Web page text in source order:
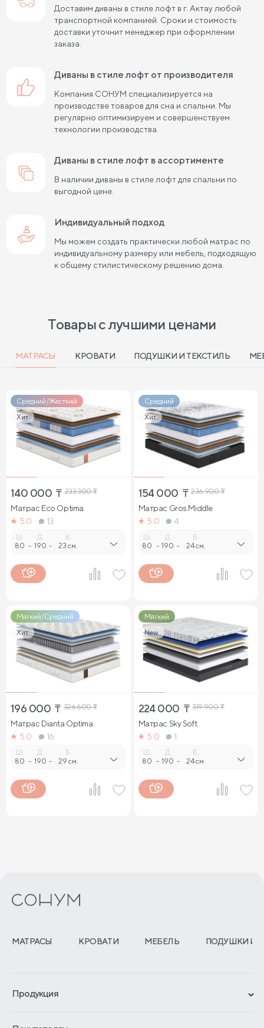
Доставим диваны в стиле лофт в г. Актау любой
транспортной компанией. Сроки и стоимость
доставки уточнит менеджер при оформлении
заказа.
диваны в стиле лофт от производителя
Компания СОНУМ специализируется на
производстве товаров для сна и спальни. Мы
регулярно оптимизируем и совершенствуем
технологии производства.
диваны в стиле лофт в ассортименте
В наличии диваны в стиле лофт для спальни по
выгодной цене.
Индивидуальный подход
Мы можем создать практически любой матрас по
индивидуальному размеру или мебель, подходящую
к общему стилистическому решению дома.
Товары с лучшими ценами
МАТРАСЫ КРОВАТИ ПОДУШКИ И ТЕКСТИЛЬ
Средний/Жесткий
Хит
140 000 ₸ 233 300₸
Матрас Eco Optima
5.0
13
80 -
Д.
190 -
В.
23 см.
Средний
Хит
154 000 ₸ 236 900₸
Матрас Gros Middle
5.0
4
80 -
Д.
190 -
В.
24 см.
Мягкий/Средний
Хит
196 000 ₸ 326 600₸
Матрас Dianta Optima
5.0
16
80 -
Д.
190 -
В.
29 см.
Мягкий
New
224 000 ₸ 319 900₸
Матрас Sky Soft
5.0
1
80 -
Д.
190 -
В.
24 см.
МАТРАСЫ КРОВАТИ МЕБЕЛЬ ПОДУШКИ И
Продукция